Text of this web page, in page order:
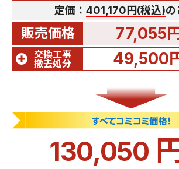
定価： 401,170円(税込)の
販売価格 77,055
交換工事
撤去処分
49,500
130,050